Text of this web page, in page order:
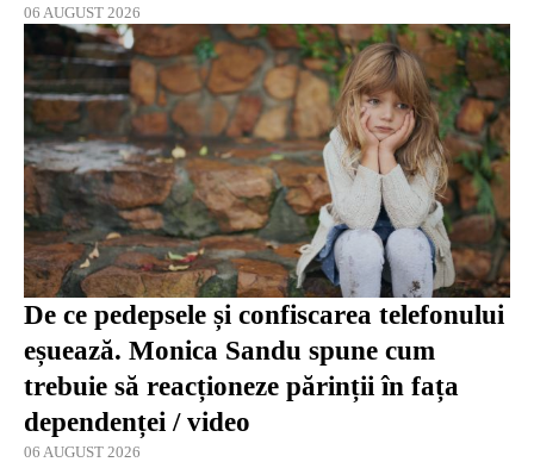
06 AUGUST 2026
De ce pedepsele și confiscarea telefonului
eșuează. Monica Sandu spune cum
trebuie să reacționeze părinții în fața
dependenței / video
06 AUGUST 2026